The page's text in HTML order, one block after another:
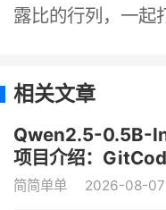
露比的行列，一起
相关文章
Qwen2.5-0.5B-
项目介绍：
简简单单 2026-08-07